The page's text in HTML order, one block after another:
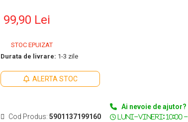
99,90 Lei
STOC EPUIZAT
Durata de livrare: 1-3 zile
ALERTA STOC
Cod Produs: 5901137199160
Ai nevoie de ajutor?